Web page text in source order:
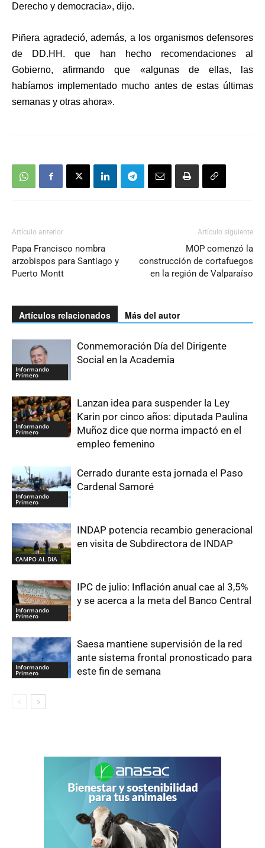
Derecho y democracia», dijo.
Piñera agradeció, además, a los organismos defensores
de DD.HH. que han hecho recomendaciones al
Gobierno, afirmando que «algunas de ellas, las
habíamos implementado mucho antes de estas últimas
semanas y otras ahora».
Artículo anterior
Papa Francisco nombra
arzobispos para Santiago y
Puerto Montt
Artículo siguiente
MOP comenzó la
construcción de cortafuegos
en la región de Valparaíso
Artículos relacionados Más del autor
Informando
Primero
Conmemoración Día del Dirigente
Social en la Academia
Informando
Primero
Lanzan idea para suspender la Ley
Karin por cinco años: diputada Paulina
Muñoz dice que norma impactó en el
empleo femenino
Informando
Primero
Cerrado durante esta jornada el Paso
Cardenal Samoré
CAMPO AL DIA
INDAP potencia recambio generacional
en visita de Subdirectora de INDAP
Informando
Primero
IPC de julio: Inflación anual cae al 3,5%
y se acerca a la meta del Banco Central
Informando
Primero
Saesa mantiene supervisión de la red
ante sistema frontal pronosticado para
este fin de semana